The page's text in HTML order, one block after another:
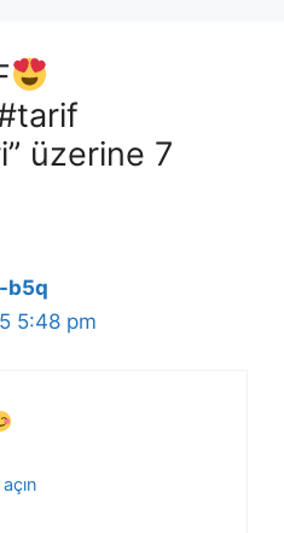
üzerine 7
b5q
5:48 pm